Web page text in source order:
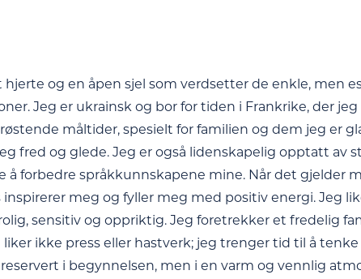
og en åpen sjel som verdsetter de enkle, men
Jeg er ukrainsk og bor for tiden i Frankrike, der
måltider, spesielt for familien og dem jeg er
fred og glede. Jeg er også lidenskapelig opptatt av
å forbedre språkkunnskapene mine. Når det gjelder
inspirerer meg og fyller meg med positiv energi. Jeg
sensitiv og oppriktig. Jeg foretrekker et fredelig
ikke press eller hastverk; jeg trenger tid til å
i begynnelsen, men i en varm og vennlig